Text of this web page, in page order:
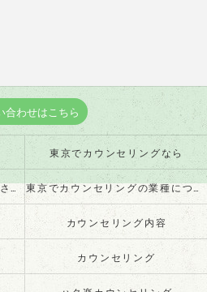
合わせはこちら
東京でカウンセリングなら
東京でカウンセリングが必要とされる理由 東京でカウンセリングの業種について
カウンセリング内容
カウンセリング